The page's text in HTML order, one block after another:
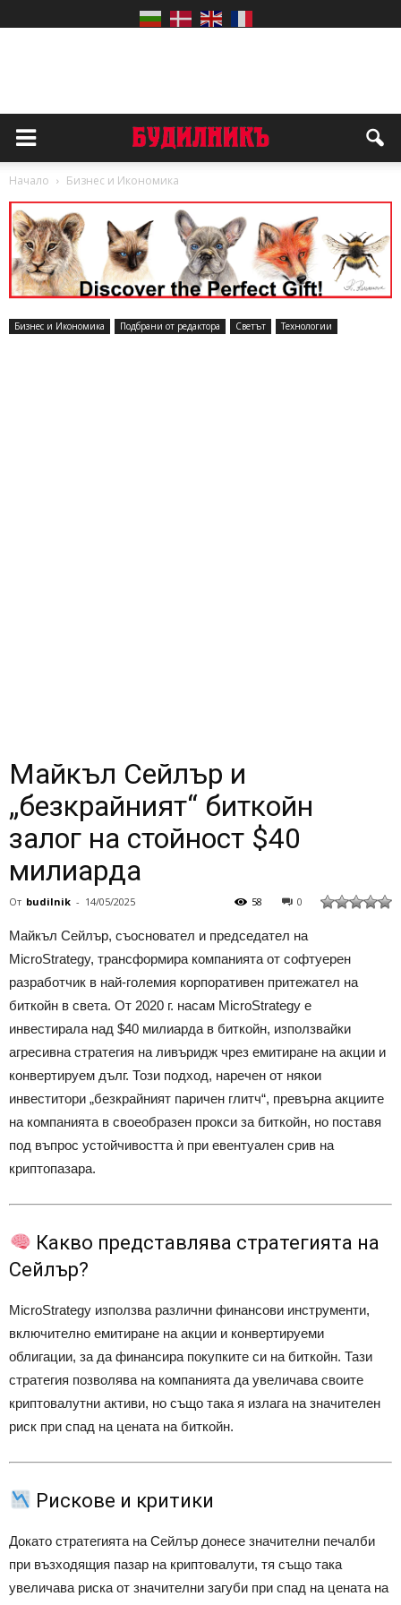
Начало Бизнес и Икономика
Бизнес и Икономика Подбрани от редактора Светът Технологии
Майкъл Сейлър и
„безкрайният“ биткойн
залог на стойност $40
милиарда
От budilnik - 14/05/2025 0
58
Майкъл Сейлър, съосновател и председател на
MicroStrategy, трансформира компанията от софтуерен
разработчик в най-големия корпоративен притежател на
биткойн в света. От 2020 г. насам MicroStrategy е
инвестирала над $40 милиарда в биткойн, използвайки
агресивна стратегия на ливъридж чрез емитиране на акции и
конвертируем дълг. Този подход, наречен от някои
инвеститори „безкрайният паричен глитч“, превърна акциите
на компанията в своеобразен прокси за биткойн, но поставя
под въпрос устойчивостта ѝ при евентуален срив на
криптопазара.
Какво представлява стратегията на
Сейлър?
MicroStrategy използва различни финансови инструменти,
включително емитиране на акции и конвертируеми
облигации, за да финансира покупките си на биткойн. Тази
стратегия позволява на компанията да увеличава своите
криптовалутни активи, но също така я излага на значителен
риск при спад на цената на биткойн.
Рискове и критики
Докато стратегията на Сейлър донесе значителни печалби
при възходящия пазар на криптовалути, тя също така
увеличава риска от значителни загуби при спад на цената на